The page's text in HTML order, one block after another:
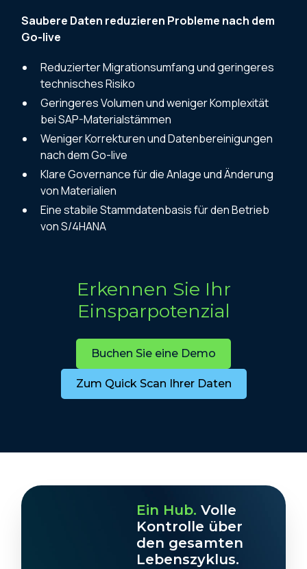
Saubere Daten reduzieren Probleme nach dem
Go-live
Reduzierter Migrationsumfang und geringeres
technisches Risiko
Geringeres Volumen und weniger Komplexität
bei SAP-Materialstämmen
Weniger Korrekturen und Datenbereinigungen
nach dem Go-live
Klare Governance für die Anlage und Änderung
von Materialien
Eine stabile Stammdatenbasis für den Betrieb
von S/4HANA
Erkennen Sie Ihr
Einsparpotenzial
Buchen Sie eine Demo
Zum Quick Scan Ihrer Daten
Ein Hub. Volle
Kontrolle über
den gesamten
Lebenszyklus.